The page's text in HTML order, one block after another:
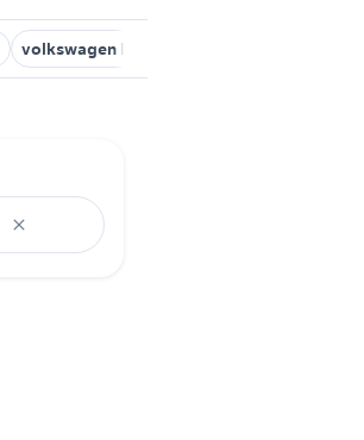
volkswagen Bolzano